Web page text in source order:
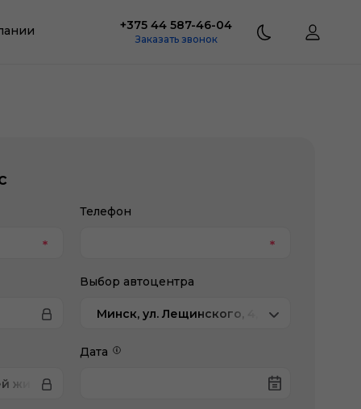
+375 44 587-46-04
Заказать звонок
Телефон
Выбор автоцентра
Минск, ул. Лещинского, 4, Exeed Атлант-М
жидкости
Дата